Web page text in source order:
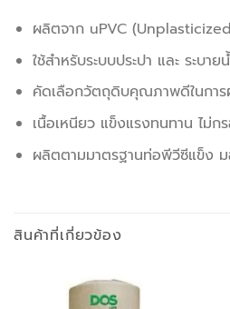
ผลิตจาก uPVC
ใช้สำหรับระบบประปา และ ระบาย
คัดเลือกวัตถุดิบคุณภาพดีในกา
เนื้อเหนียว แข็งแรงทนทาน ไม่ก
ผลิตตามมาตรฐานท่อพีวีซีแข็ง
สินค้าที่เกี่ยวข้อง